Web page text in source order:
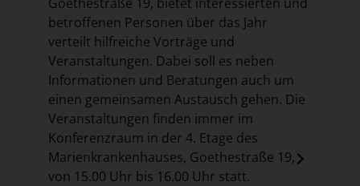
betroffenen Personen über das Jahr
verteilt hilfreiche Vorträge und
Veranstaltungen. Dabei soll es neben
Informationen und Beratungen auch um
einen gemeinsamen Austausch gehen. Die
Veranstaltungen finden immer im
Konferenzraum in der 4. Etage des
Marienkrankenhauses, Goethestraße 19,
von 15.00 Uhr bis 16.00 Uhr statt.